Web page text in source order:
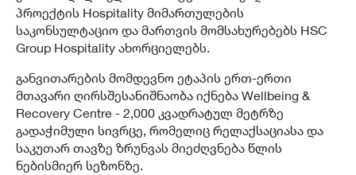
პროექტის Hospitality მიმართულების
საკონსულტაციო და მართვის მომსახურებებს HSC
Group Hospitality ახორციელებს.
განვითარების მომდევნო ეტაპის ერთ-ერთი
მთავარი ღირსშესანიშნაობა იქნება Wellbeing &
Recovery Centre - 2,000 კვადრატულ მეტრზე
გადაჭიმული სივრცე, რომელიც რელაქსაციასა და
საკუთარ თავზე ზრუნვას მიეძღვნება წლის
ნებისმიერ სეზონზე.